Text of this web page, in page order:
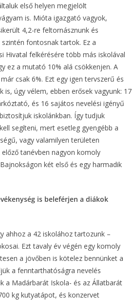
első helyen megjelölt
is. Mióta igazgató vagyok,
4,2-re feltornásznunk és
fontosnak tartok. Ez a
Hivatal felkérésére több más iskolával
ez a mutató 10% alá csökkenjen. A
csak 6%. Ezt egy igen tervszerű és
úgy vélem, ebben erősek vagyunk: 17
és 16 sajátos nevelési igényű
iskolánkban. Így tudjuk
segíteni, mert esetleg gyengébb a
vagy valamilyen területen
tanévben nagyon komoly
két első és egy harmadik
is beleférjen a diákok
ahhoz a 42 iskolához tartozunk –
Ezt tavaly év végén egy komoly
a jövőben is kötelez bennünket a
a fenntarthatóságra nevelés
a Madárbarát Iskola- és az Állatbarát
kg kutyatápot, és konzervet